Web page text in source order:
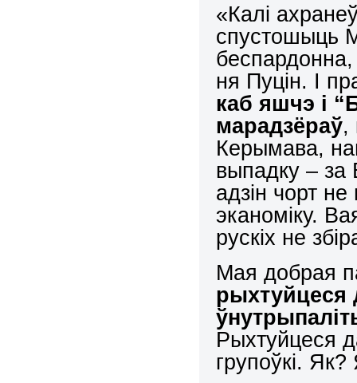
«Калі
спустошыць
ня Пуцін. І
каб яшчэ і
марадзёраў,
Керымава,
выпадку – за
адзін чорт
эканоміку.
рускіх не
Мая добрая
рыхтуйцеся
Рыхтуйцеся
групоўкі.